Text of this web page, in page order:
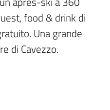
food & drink di
Una grande
di Cavezzo.